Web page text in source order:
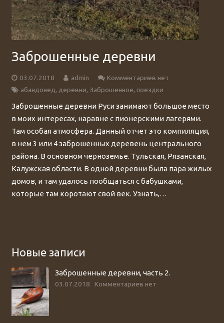
Заброшенные деревни
03.07.2018 admin
Комментариев нет
абандонед, деревни, Заброшенное, поездки
Заброшенные деревни Руси занимают большое место
в моих интересах, наравне с пионерскими лагерями.
Там особая атмосфера. Данный отчет это компиляция,
в нем 3 или 4 заброшенных деревень центрального
района. В основном черноземье. Тульская, Рязанская,
Калужская области. В одной деревни была пара жилых
домов, и там удалось пообщаться с бабушками,
которые там коротают свой век. Узнать,…
Новые записи
Заброшенные деревни, часть 2.
03.07.2018 Комментариев нет